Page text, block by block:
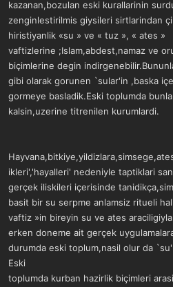
kazanan,bozulan eski kurallarinin
zenginlestirilmis giysileri sirtlarindan
hiristiyanlik «su » ve « tuz », « ates »
vaftizlerine ;Islam,abdest,namaz ve
biçimlerine degin
gibi olarak gorunen `sular'in ,baska
gormeye basladik.Eski toplumda
kalsin,uzerine titrenilen kurumlardi.
ikleri','hayalleri' nedeniyle taptiklari
gerçek iliskileri içerisinde
basit bir su serpme anlamsiz ritueli
vaftiz »in bireyin su ve ates
erken doneme ait gerçek
durumda eski toplum,nasil olur da
Eski
toplumda kurban hazirlik biçimleri